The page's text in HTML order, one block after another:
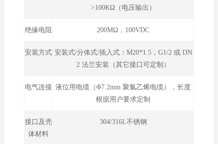
>100KΩ（电压输出）
绝缘电阻 200MΩ，100VDC
安装方式 安装式/分体式/插入式：M20*1.5，G1/2 或 DN
2 法兰安装（其它接口可定制）
电气连接 液位用电缆（Φ7.2mm 聚氯乙烯电缆），长度
根据用户要求定制
接口及壳
体材料
304/316L不锈钢